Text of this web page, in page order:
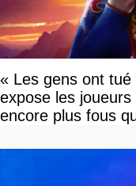
« Les gens ont
expose les
encore plus fous